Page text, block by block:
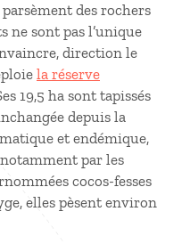
des rochers
ne sont pas l’unique
direction le
la réserve
19,5 ha sont tapissés
depuis la
et endémique,
par les
cocos-fesses
elles pèsent environ